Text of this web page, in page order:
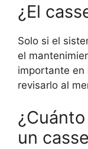
¿El
Solo si el
el
importante en
revisarlo al
un